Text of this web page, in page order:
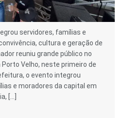
servidores, famílias e
cultura e geração de
reuniu grande público no
Velho, neste primeiro de
o evento integrou
e moradores da capital em
[…]